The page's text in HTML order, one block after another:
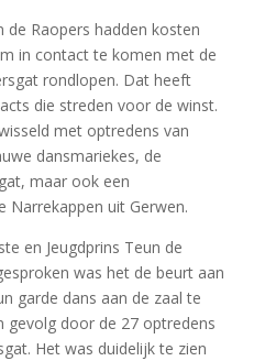
de Raopers hadden kosten
in contact te komen met de
rondlopen. Dat heeft
die streden voor de winst.
met optredens van
dansmariekes, de
maar ook een
Narrekappen uit Gerwen.
en Jeugdprins Teun de
was het de beurt aan
garde dans aan de zaal te
gevolg door de 27 optredens
Het was duidelijk te zien